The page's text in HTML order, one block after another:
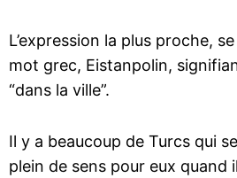
L’expression la plus proche,
mot grec, Eistanpolin,
“dans la ville”.
Il y a beaucoup de Turcs qui
plein de sens pour eux quand